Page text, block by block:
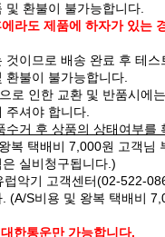
및 환불이 불가능합니다.
라도 제품에 하자가 있는
것이므로 배송 완료 후 테스
환불이 불가능합니다.
로 인한 교환 및 반품시에
주셔야 합니다.
수거 후 상품의 상태여부를
복 택배비 7,000원 고객님
실비청구됩니다.)
럽악기 고객센터(02-522-
(A/S비용 및 왕복 택배비
한통운만 가능합니다.